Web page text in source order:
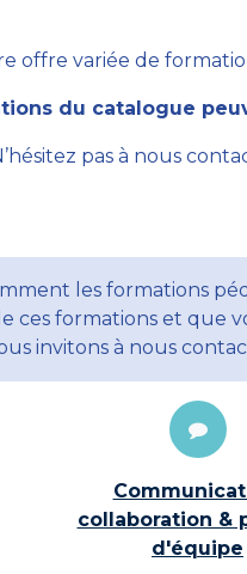
offre variée de
du catalogue
pas à nous
les formations
ces formations et que
invitons à nous
collaboration &
d'équipe